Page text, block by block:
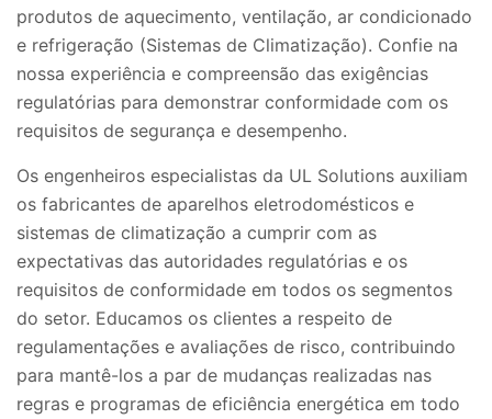
produtos de aquecimento, ventilação, ar condicionado
e refrigeração (Sistemas de Climatização). Confie na
nossa experiência e compreensão das exigências
regulatórias para demonstrar conformidade com os
requisitos de segurança e desempenho.
Os engenheiros especialistas da UL Solutions auxiliam
os fabricantes de aparelhos eletrodomésticos e
sistemas de climatização a cumprir com as
expectativas das autoridades regulatórias e os
requisitos de conformidade em todos os segmentos
do setor. Educamos os clientes a respeito de
regulamentações e avaliações de risco, contribuindo
para mantê-los a par de mudanças realizadas nas
regras e programas de eficiência energética em todo